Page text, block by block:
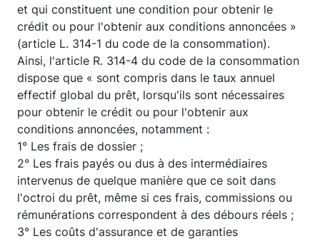
et qui constituent une condition pour obtenir le
crédit ou pour l'obtenir aux conditions annoncées »
(article L. 314-1 du code de la consommation).
Ainsi, l'article R. 314-4 du code de la consommation
dispose que « sont compris dans le taux annuel
effectif global du prêt, lorsqu'ils sont nécessaires
pour obtenir le crédit ou pour l'obtenir aux
conditions annoncées, notamment :
1° Les frais de dossier ;
2° Les frais payés ou dus à des intermédiaires
intervenus de quelque manière que ce soit dans
l'octroi du prêt, même si ces frais, commissions ou
rémunérations correspondent à des débours réels ;
3° Les coûts d'assurance et de garanties